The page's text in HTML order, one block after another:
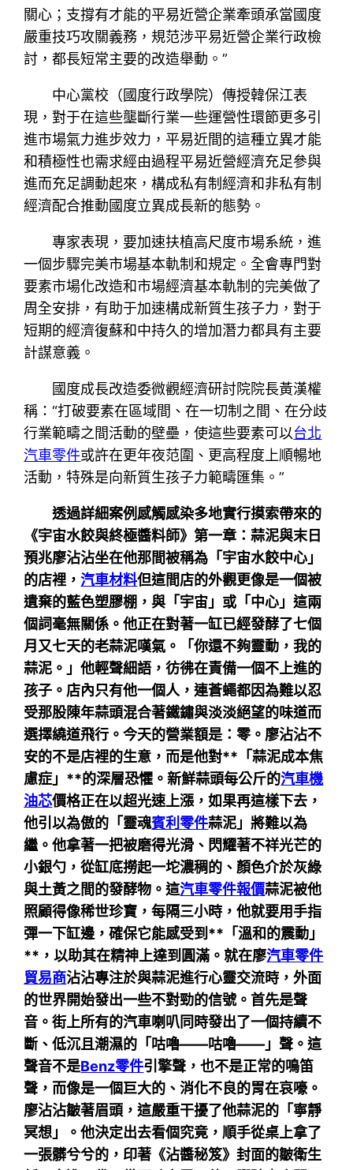
關心；支撐有才能的平易近營企業牽頭承當國度
嚴重技巧攻關義務，規范涉平易近營企業行政檢
討，都長短常主要的改造舉動。”
中心黨校（國度行政學院）傳授韓保江表
現，對于在這些壟斷行業一些運營性環節更多引
進市場氣力進步效力，平易近間的這種立異才能
和積極性也需求經由過程平易近營經濟充足參與
進而充足調動起來，構成私有制經濟和非私有制
經濟配合推動國度立異成長新的態勢。
專家表現，要加速扶植高尺度市場系統，進
一個步驟完美市場基本軌制和規定。全會專門對
要素市場化改造和市場經濟基本軌制的完美做了
周全安排，有助于加速構成新質生孩子力，對于
短期的經濟復蘇和中持久的增加潛力都具有主要
計謀意義。
國度成長改造委微觀經濟研討院院長黃漢權
稱：“打破要素在區域間、在一切制之間、在分歧
行業範疇之間活動的壁壘，使這些要素可以台北
汽車零件或許在更年夜范圍、更高程度上順暢地
活動，特殊是向新質生孩子力範疇匯集。”
透過詳細案例感觸感染多地實行摸索帶來的
《宇宙水餃與終極醬料師》第一章：蒜泥與末日
預兆廖沾沾坐在他那間被稱為「宇宙水餃中心」
的店裡，汽車材料但這間店的外觀更像是一個被
遺棄的藍色塑膠棚，與「宇宙」或「中心」這兩
個詞毫無關係。他正在對著一缸已經發酵了七個
月又七天的老蒜泥嘆氣。「你還不夠靈動，我的
蒜泥。」他輕聲細語，彷彿在責備一個不上進的
孩子。店內只有他一個人，連蒼蠅都因為難以忍
受那股陳年蒜頭混合著鐵鏽與淡淡絕望的味道而
選擇繞道飛行。今天的營業額是：零。廖沾沾不
安的不是店裡的生意，而是他對**「蒜泥成本焦
慮症」**的深層恐懼。新鮮蒜頭每公斤的汽車機
油芯價格正在以超光速上漲，如果再這樣下去，
他引以為傲的「靈魂賓利零件蒜泥」將難以為
繼。他拿著一把被磨得光滑、閃耀著不祥光芒的
小銀勺，從缸底撈起一坨濃稠的、顏色介於灰綠
與土黃之間的發酵物。這汽車零件報價蒜泥被他
照顧得像稀世珍寶，每隔三小時，他就要用手指
彈一下缸邊，確保它能感受到**「溫和的震動」
**，以助其在精神上達到圓滿。就在廖汽車零件
貿易商沾沾專注於與蒜泥進行心靈交流時，外面
的世界開始發出一些不對勁的信號。首先是聲
音。街上所有的汽車喇叭同時發出了一個持續不
斷、低沉且潮濕的「咕嚕——咕嚕——」聲。這
聲音不是Benz零件引擎聲，也不是正常的鳴笛
聲，而像是一個巨大的、消化不良的胃在哀嚎。
廖沾沾皺著眉頭，這嚴重干擾了他蒜泥的「寧靜
冥想」。他決定出去看個究竟，順手從桌上拿了
一張髒兮兮的，印著《沾醬秘笈》封面的皺衛生